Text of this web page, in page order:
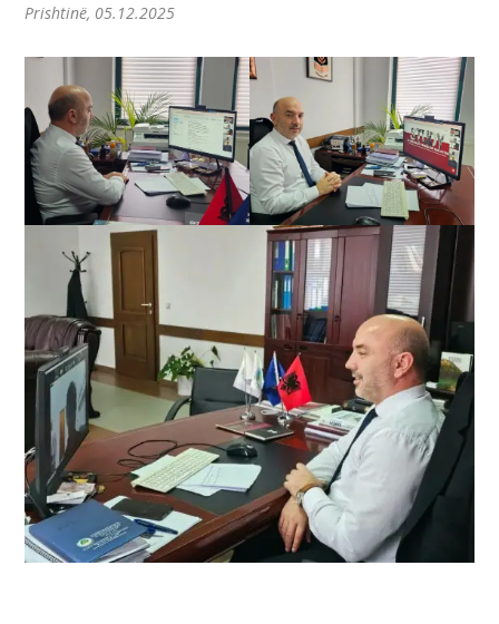
Prishtinë, 05.12.2025